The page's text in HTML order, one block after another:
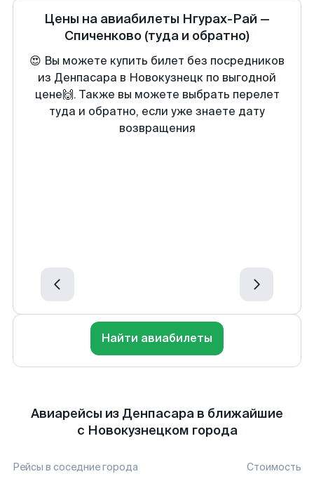
Цены на авиабилеты Нгурах-Рай —
Спиченково (туда и обратно)
😍 Вы можете купить билет без посредников
из Денпасара в Новокузнецк по выгодной
цене🙌. Также вы можете выбрать перелет
туда и обратно, если уже знаете дату
возвращения
Найти авиабилеты
Авиарейсы из Денпасара в ближайшие
с Новокузнецком города
Рейсы в соседние города Стоимость